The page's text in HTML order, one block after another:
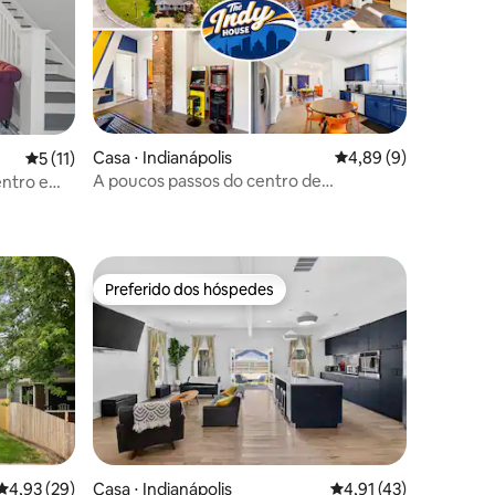
5 de uma avaliação média de 5, 11 avaliações
5 (11)
e
Casa ⋅ Indianápolis 4,89 de uma
4,89 (9)
A poucos passos do centro de
de uma avaliação média de 5, 29 avaliações
4,93 (29)
Preferido dos hóspedes
Preferido dos hóspedes
Casa ⋅ Indianápolis 4,91 de uma
4,91 (43)